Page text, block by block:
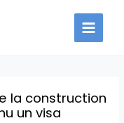
MAIN
la construction
un visa